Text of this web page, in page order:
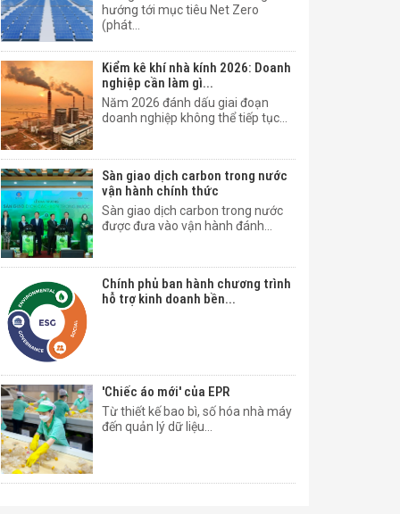
hướng tới mục tiêu Net Zero
(phát...
Kiểm kê khí nhà kính 2026: Doanh
nghiệp cần làm gì...
Năm 2026 đánh dấu giai đoạn
doanh nghiệp không thể tiếp tục...
Sàn giao dịch carbon trong nước
vận hành chính thức
Sàn giao dịch carbon trong nước
được đưa vào vận hành đánh...
Chính phủ ban hành chương trình
hỗ trợ kinh doanh bền...
'Chiếc áo mới' của EPR
Từ thiết kế bao bì, số hóa nhà máy
đến quản lý dữ liệu...